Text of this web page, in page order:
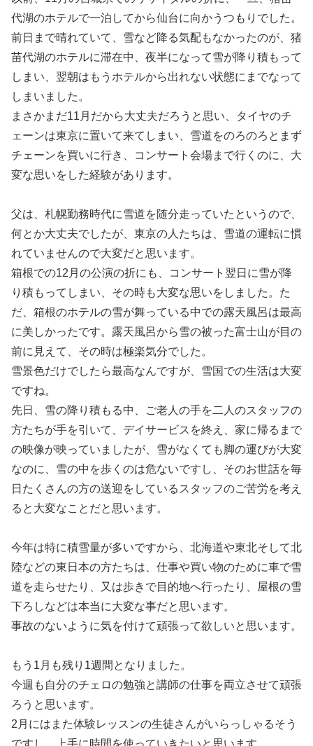
代湖のホテルで一泊してから仙台に向かうつもりでした。
前日まで晴れていて、雪など降る気配もなかったのが、猪
苗代湖のホテルに滞在中、夜半になって雪が降り積もって
しまい、翌朝はもうホテルから出れない状態にまでなって
しまいました。
まさかまだ11月だから大丈夫だろうと思い、タイヤのチ
ェーンは東京に置いて来てしまい、雪道をのろのろとまず
チェーンを買いに行き、コンサート会場まで行くのに、大
変な思いをした経験があります。
父は、札幌勤務時代に雪道を随分走っていたというので、
何とか大丈夫でしたが、東京の人たちは、雪道の運転に慣
れていませんので大変だと思います。
箱根での12月の公演の折にも、コンサート翌日に雪が降
り積もってしまい、その時も大変な思いをしました。た
だ、箱根のホテルの雪が舞っている中での露天風呂は最高
に美しかったです。露天風呂から雪の被った富士山が目の
前に見えて、その時は極楽気分でした。
雪景色だけでしたら最高なんですが、雪国での生活は大変
ですね。
先日、雪の降り積もる中、ご老人の手を二人のスタッフの
方たちが手を引いて、デイサービスを終え、家に帰るまで
の映像が映っていましたが、雪がなくても脚の運びが大変
なのに、雪の中を歩くのは危ないですし、そのお世話を毎
日たくさんの方の送迎をしているスタッフのご苦労を考え
ると大変なことだと思います。
今年は特に積雪量が多いですから、北海道や東北そして北
陸などの東日本の方たちは、仕事や買い物のために車で雪
道を走らせたり、又は歩きで目的地へ行ったり、屋根の雪
下ろしなどは本当に大変な事だと思います。
事故のないように気を付けて頑張って欲しいと思います。
もう1月も残り1週間となりました。
今週も自分のチェロの勉強と講師の仕事を両立させて頑張
ろうと思います。
2月にはまた体験レッスンの生徒さんがいらっしゃるそう
ですし、上手に時間を使っていきたいと思います。